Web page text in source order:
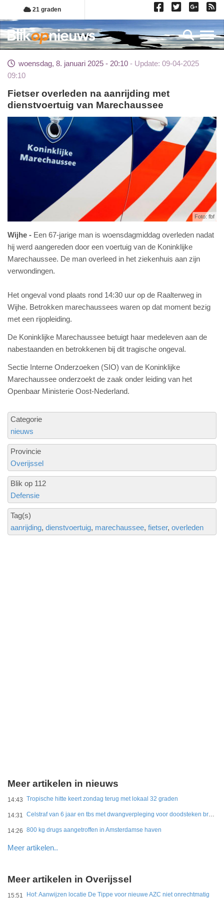
Overslaan
en
naar
de
gaan
21 graden
woensdag, 8. januari 2025 - 20:10
Update: 09-04-2025
09:10
Fietser overleden na aanrijding met
dienstvoertuig van Marechaussee
Foto: fbf
Wijhe
Een 67-jarige man is woensdagmiddag overleden nadat
hij werd aangereden door een voertuig van de Koninklijke
Marechaussee. De man overleed in het ziekenhuis aan zijn
verwondingen.
Het ongeval vond plaats rond 14:30 uur op de Raalterweg in
Wijhe. Betrokken marechaussees waren op dat moment bezig
met een rijopleiding.
De Koninklijke Marechaussee betuigt haar medeleven aan de
nabestaanden en betrokkenen bij dit tragische ongeval.
Sectie Interne Onderzoeken (SIO) van de Koninklijke
Marechaussee onderzoekt de zaak onder leiding van het
Openbaar Ministerie Oost-Nederland.
Categorie
nieuws
Provincie
Overijssel
Blik op 112
Defensie
Tag(s)
aanrijding dienstvoertuig marechaussee fietser overleden
Meer artikelen in nieuws
14:43 Tropische hitte keert zondag terug met lokaal 32 graden
14:31 Celstraf van 6 jaar en tbs met dwangverpleging voor doodsteken broer in Gouda
14:26 800 kg drugs aangetroffen in Amsterdamse haven
Meer artikelen..
Meer artikelen in Overijssel
15:51 Hof: Aanwijzen locatie De Tippe voor nieuwe AZC niet onrechtmatig